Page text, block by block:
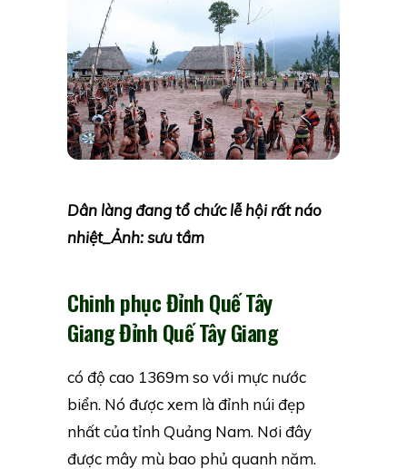
Dân làng đang tổ chức lễ hội rất náo
nhiệt_Ảnh: sưu tầm
Chinh phục Đỉnh Quế Tây
GiangĐỉnh Quế Tây Giang
có độ cao 1369m so với mực nước
biển. Nó được xem là đỉnh núi đẹp
nhất của tỉnh Quảng Nam. Nơi đây
được mây mù bao phủ quanh năm.